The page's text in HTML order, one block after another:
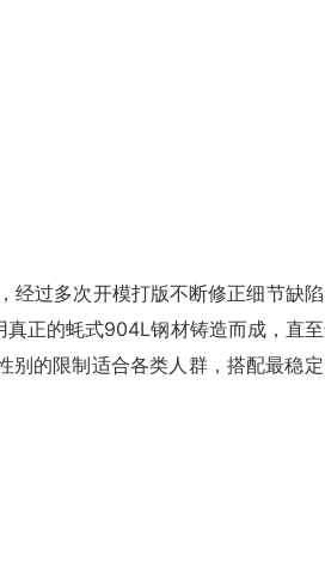
过‎多次开‌模打‎版不‎断修正‎细节缺‎陷
正的‎蚝‌式904L钢材‌铸造而成，直
别的‎限制‌适合各类‎人群，搭配‎最稳